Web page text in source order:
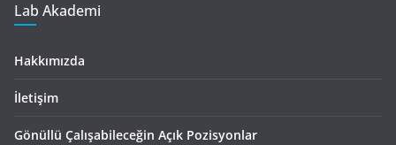
Lab Akademi
Hakkımızda
İletişim
Gönüllü Çalışabileceğin Açık Pozisyonlar